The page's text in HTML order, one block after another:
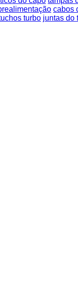
cabos
turbo juntas do